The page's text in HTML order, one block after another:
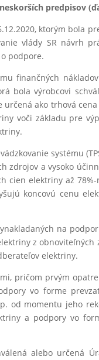
predpisov
ktorým bola
vlády SR návrh
podpore.
finančných
bola výrobcovi
ako trhová
voči základu pre
systému
zdrojov a vysoko
elektriny až
koncovú cenu
na
z obnoviteľných
elektriny.
pričom prvým
vo forme
od momentu jeho
a podpory vo
alebo určená